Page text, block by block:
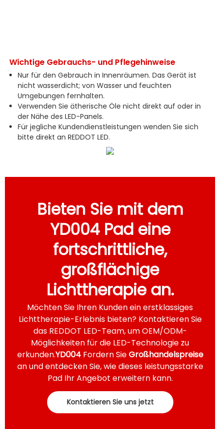
Wichtige Gebrauchs- und Pflegehinweise
Nur für den Gebrauch in Innenräumen. Das Gerät ist
nicht wasserdicht; von Wasser und feuchten
Umgebungen fernhalten.
Verwenden Sie ätherische Öle nicht direkt auf oder in
der Nähe des LED-Panels.
Für jegliche Kundendienstleistungen wenden Sie sich
bitte direkt an REDDOT LED.
Bieten Sie mit dem
YD004 Pad eine
fortschrittliche,
großflächige
Lichttherapie an.
Möchten Sie Ihren Kunden ein erstklassiges
Lichttherapie-Erlebnis bieten? Kontaktieren Sie
das REDDOT LED-Team, um OEM/ODM-
Möglichkeiten für die LED-Technologie zu
erkunden.YD004Fordern SieGroßhandelspreise
an und entdecken Sie, wie dieses leistungsstarke
Pad Ihr Angebot erweitern kann.
Kontaktieren Sie uns jetzt